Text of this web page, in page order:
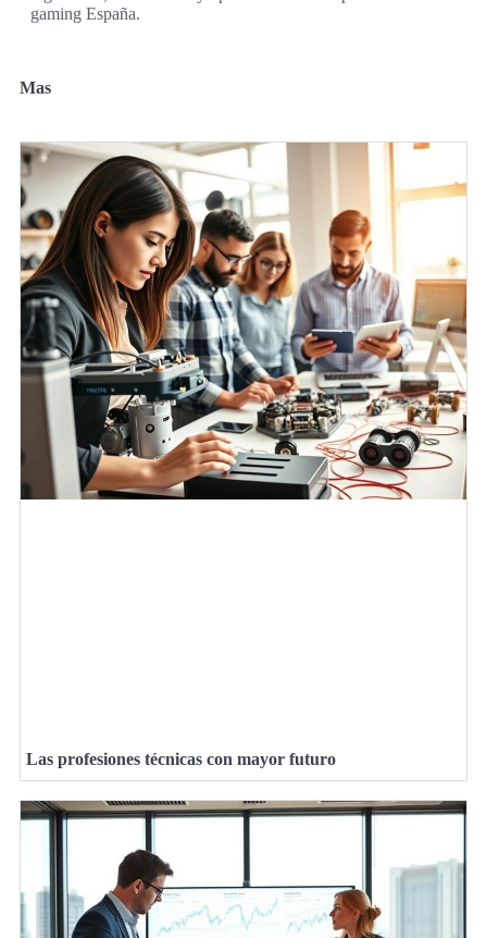
gaming España.
Mas
Las profesiones técnicas con mayor futuro